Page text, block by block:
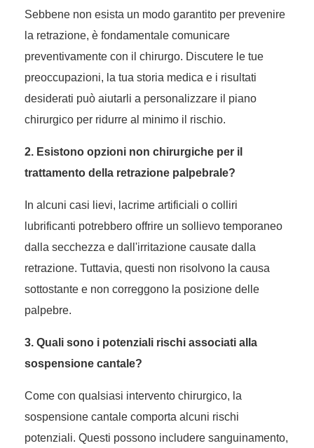
Sebbene non esista un modo garantito per prevenire
la retrazione, è fondamentale comunicare
preventivamente con il chirurgo. Discutere le tue
preoccupazioni, la tua storia medica e i risultati
desiderati può aiutarli a personalizzare il piano
chirurgico per ridurre al minimo il rischio.
2. Esistono opzioni non chirurgiche per il
trattamento della retrazione palpebrale?
In alcuni casi lievi, lacrime artificiali o colliri
lubrificanti potrebbero offrire un sollievo temporaneo
dalla secchezza e dall'irritazione causate dalla
retrazione. Tuttavia, questi non risolvono la causa
sottostante e non correggono la posizione delle
palpebre.
3. Quali sono i potenziali rischi associati alla
sospensione cantale?
Come con qualsiasi intervento chirurgico, la
sospensione cantale comporta alcuni rischi
potenziali. Questi possono includere sanguinamento,